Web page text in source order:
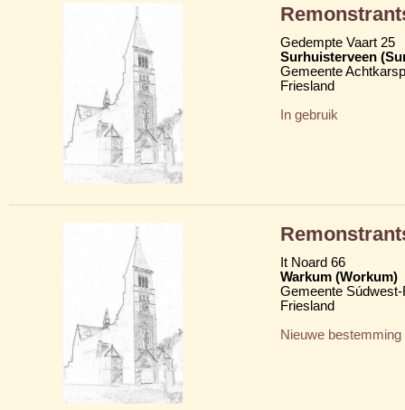
Gedempte Vaart 25
Surhuisterveen
Gemeente
Friesland
In gebruik
It Noard 66
Warkum (Workum)
Gemeente
Friesland
Nieuwe bestemming